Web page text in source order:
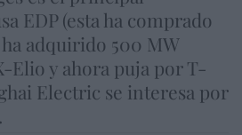
EDP (esta ha comprado
ha adquirido 500 MW
Elio y ahora puja por T-
Electric se interesa por